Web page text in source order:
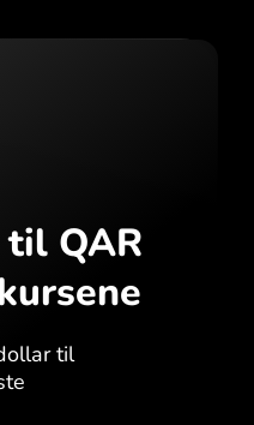
QAR
til